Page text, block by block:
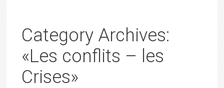
Category Archives:
«Les conflits – les
Crises»